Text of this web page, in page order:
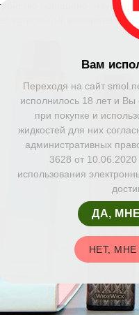
оснащено
встроенный испаритель
Вам
Переходя на сайт
исполнилось 18 лет и Вы
при покупке и
жидкостей для них
административных
3628 от
использования
ДА,
НЕТ,